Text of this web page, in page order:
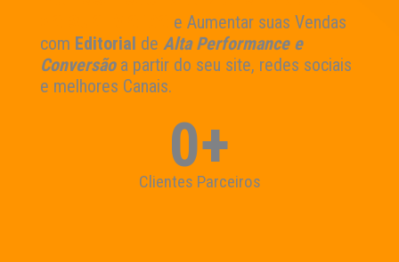
e Aumentar suas Vendas
com Editorial de Alta Performance e
Conversãoa partir do seu site, redes sociais
e melhores Canais.
Clientes Parceiros
0+